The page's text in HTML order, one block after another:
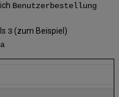
Benutzerbestellung
3(zum Beispiel)